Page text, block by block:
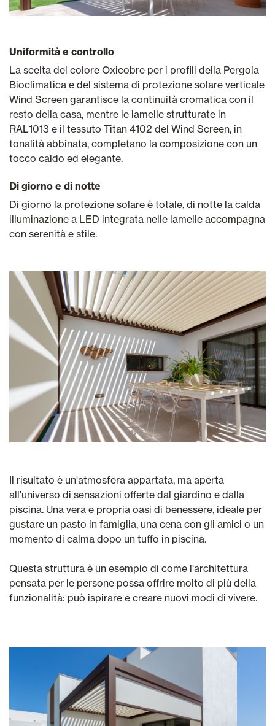
Uniformità e controllo
La scelta del colore Oxicobre per i profili della Pergola
Bioclimatica e del sistema di protezione solare verticale
Wind Screen garantisce la continuità cromatica con il
resto della casa, mentre le lamelle strutturate in
RAL1013 e il tessuto Titan 4102 del Wind Screen, in
tonalità abbinata, completano la composizione con un
tocco caldo ed elegante.
Di giorno e di notte
Di giorno la protezione solare è totale, di notte la calda
illuminazione a LED integrata nelle lamelle accompagna
con serenità e stile.
Il risultato è un'atmosfera appartata, ma aperta
all'universo di sensazioni offerte dal giardino e dalla
piscina. Una vera e propria oasi di benessere, ideale per
gustare un pasto in famiglia, una cena con gli amici o un
momento di calma dopo un tuffo in piscina.
Questa struttura è un esempio di come l'architettura
pensata per le persone possa offrire molto di più della
funzionalità: può ispirare e creare nuovi modi di vivere.